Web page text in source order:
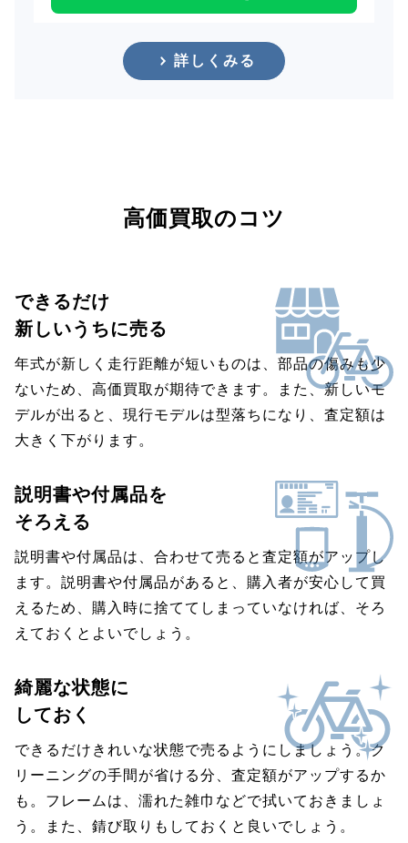
詳しくみる
高価買取のコツ
できるだけ
新しいうちに売る
年式が新しく走行距離が短いものは、部品の傷みも少
ないため、高価買取が期待できます。また、新しいモ
デルが出ると、現行モデルは型落ちになり、査定額は
大きく下がります。
説明書や付属品を
そろえる
説明書や付属品は、合わせて売ると査定額がアップし
ます。説明書や付属品があると、購入者が安心して買
えるため、購入時に捨ててしまっていなければ、そろ
えておくとよいでしょう。
綺麗な状態に
しておく
できるだけきれいな状態で売るようにしましょう。ク
リーニングの手間が省ける分、査定額がアップするか
も。フレームは、濡れた雑巾などで拭いておきましょ
う。また、錆び取りもしておくと良いでしょう。